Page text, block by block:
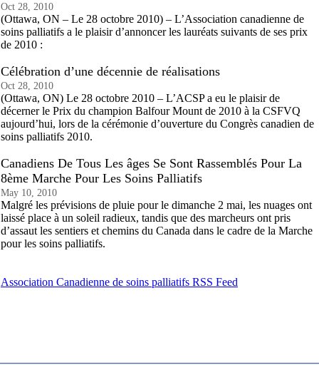
Oct 28, 2010
(Ottawa, ON – Le 28 octobre 2010) – L’Association canadienne de
soins palliatifs a le plaisir d’annoncer les lauréats suivants de ses prix
de 2010 :
Célébration d’une décennie de réalisations
Oct 28, 2010
(Ottawa, ON) Le 28 octobre 2010 – L’ACSP a eu le plaisir de
décerner le Prix du champion Balfour Mount de 2010 à la CSFVQ
aujourd’hui, lors de la cérémonie d’ouverture du Congrès canadien de
soins palliatifs 2010.
Canadiens De Tous Les âges Se Sont Rassemblés Pour La
8ème Marche Pour Les Soins Palliatifs
May 10, 2010
Malgré les prévisions de pluie pour le dimanche 2 mai, les nuages ont
laissé place à un soleil radieux, tandis que des marcheurs ont pris
d’assaut les sentiers et chemins du Canada dans le cadre de la Marche
pour les soins palliatifs.
Association Canadienne de soins palliatifs RSS Feed